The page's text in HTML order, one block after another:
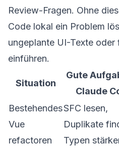
Review-Fragen. Ohne
Code lokal ein Problem
ungeplante UI-Texte
einführen.
Situation
Gute
Claude
Bestehendes
Vue
refactoren
SFC lesen,
Duplikate
Typen